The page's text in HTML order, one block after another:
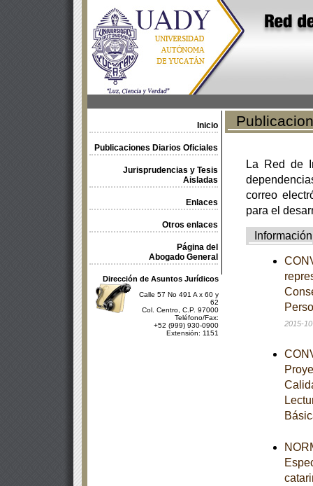
Inicio
Publicaciones Diarios Oficiales
Jurisprudencias y Tesis
Aisladas
Enlaces
Otros enlaces
Página del
Abogado General
Dirección de Asuntos Jurídicos
Calle 57 No 491 A x 60 y
62
Col. Centro, C.P. 97000
Teléfono/Fax:
+52 (999) 930-0900
Extensión: 1151
La Red de
correo
para el
Información
2015-